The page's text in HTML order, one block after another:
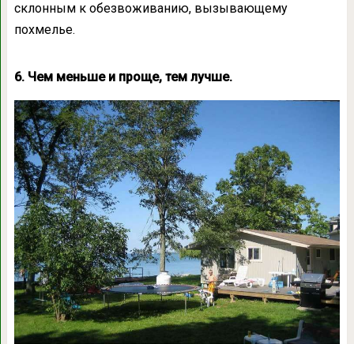
склонным к обезвоживанию, вызывающему
похмелье.
6. Чем меньше и проще, тем лучше.